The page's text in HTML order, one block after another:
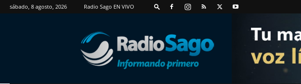
sábado, 8 agosto, 2026 Radio Sago EN VIVO
RadioSago